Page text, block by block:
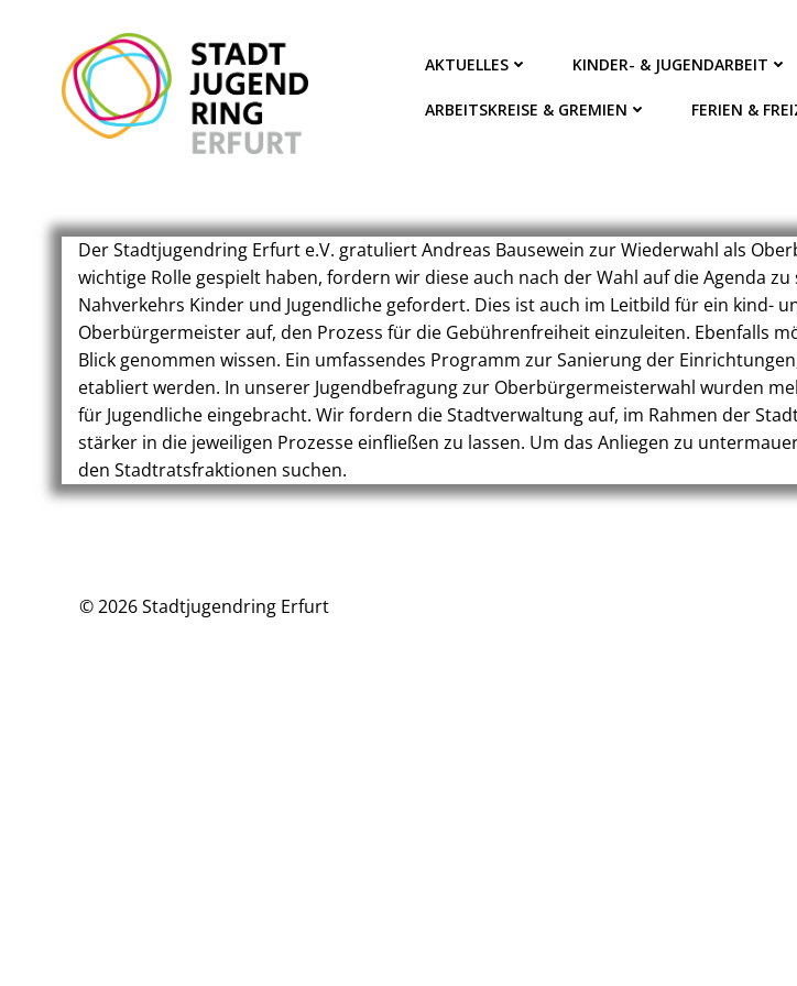
springen
AKTUELLES KINDER- & JUGENDARBEIT
ARBEITSKREISE & GREMIEN FERIEN &
Der Stadtjugendring Erfurt e.V. gratuliert Andreas Bausewein zur Wiederwahl als
wichtige Rolle gespielt haben, fordern wir diese auch nach der Wahl auf die Agenda
Nahverkehrs Kinder und Jugendliche gefordert. Dies ist auch im Leitbild für ein
Oberbürgermeister auf, den Prozess für die Gebührenfreiheit einzuleiten. Ebenfalls
Blick genommen wissen. Ein umfassendes Programm zur Sanierung der
etabliert werden. In unserer Jugendbefragung zur Oberbürgermeisterwahl wurden
für Jugendliche eingebracht. Wir fordern die Stadtverwaltung auf, im Rahmen der
stärker in die jeweiligen Prozesse einfließen zu lassen. Um das Anliegen zu
den Stadtratsfraktionen suchen.
© 2026 Stadtjugendring Erfurt